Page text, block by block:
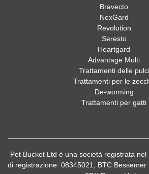
Bravecto
NexGard
Revolution
Seresto
Heartgard
Advantage Multi
Trattamenti delle pulci
Trattamenti per le
De-worming
Trattamenti per gatti
Pet Bucket Ltd è una società registrata
di registrazione: 08345021, BTC Bessemer